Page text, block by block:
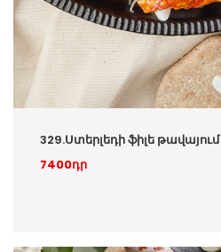
329.Ստերլեդի ֆիլե թավայում
7400դր